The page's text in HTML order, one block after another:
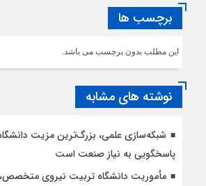
برچسب ها
این مطلب بدون برچسب می باشد.
نوشته های مشابه
شبکه‌سازی علمی، بزرگ‌ترین مزیت
پاسخگویی به نیاز صنعت است
مأموریت دانشگاه تربیت نیروی متخصص،